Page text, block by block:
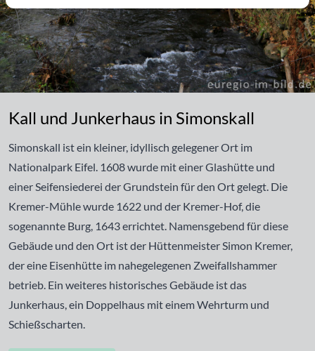
Kall und Junkerhaus in Simonskall
Simonskall ist ein kleiner, idyllisch gelegener Ort im
Nationalpark Eifel. 1608 wurde mit einer Glashütte und
einer Seifensiederei der Grundstein für den Ort gelegt. Die
Kremer-Mühle wurde 1622 und der Kremer-Hof, die
sogenannte Burg, 1643 errichtet. Namensgebend für diese
Gebäude und den Ort ist der Hüttenmeister Simon Kremer,
der eine Eisenhütte im nahegelegenen Zweifallshammer
betrieb. Ein weiteres historisches Gebäude ist das
Junkerhaus, ein Doppelhaus mit einem Wehrturm und
Schießscharten.